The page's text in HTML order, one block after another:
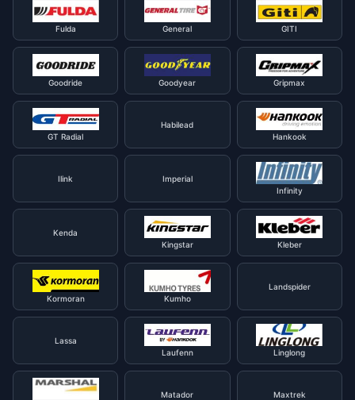
Fulda General GITI
Goodride Goodyear Gripmax
GT Radial
Habilead
Hankook
Ilink
Imperial
Infinity
Kenda
Kingstar
Kleber
Kormoran Kumho
Landspider
Lassa
Laufenn
Linglong
Matador Maxtrek